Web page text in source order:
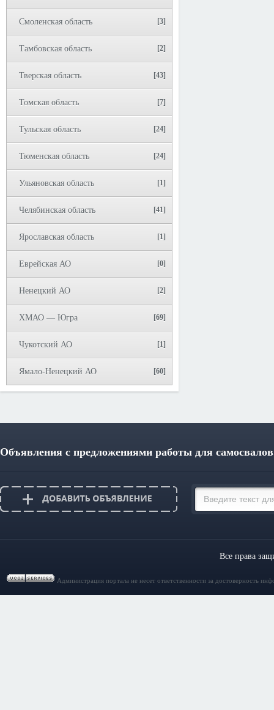
Смоленская область [3]
Тамбовская область [2]
Тверская область [43]
Томская область [7]
Тульская область [24]
Тюменская область [24]
Ульяновская область [1]
Челябинская область [41]
Ярославская область [1]
Еврейская АО [0]
Ненецкий АО [2]
ХМАО — Югра [69]
Чукотский АО [1]
Ямало-Ненецкий АО [60]
Объявления с предложениями работы для
Все права
Администрация портала не несет ответственности за достоверность